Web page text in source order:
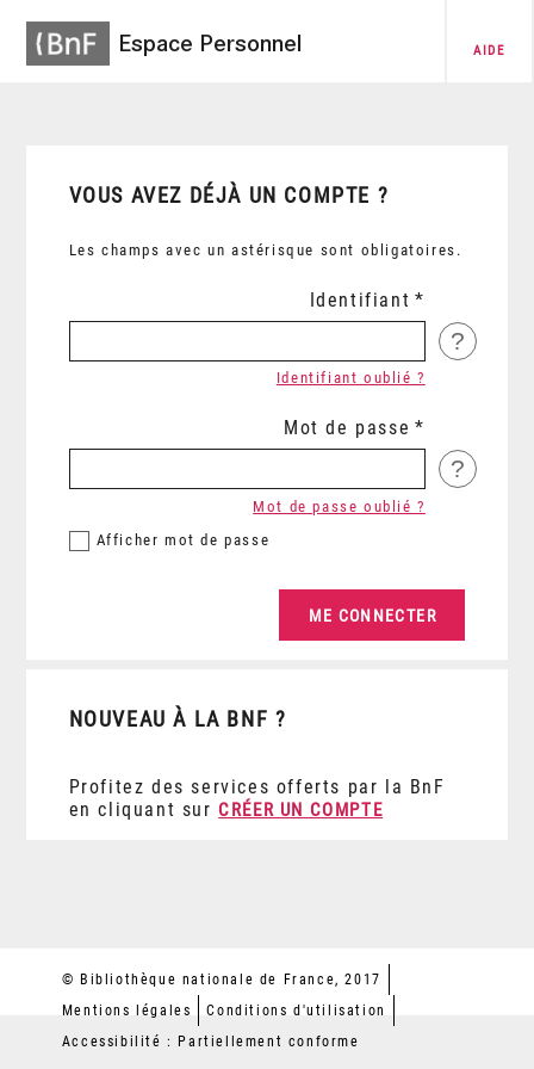
Espace Personnel AIDE
VOUS AVEZ DÉJÀ UN COMPTE ?
Les champs avec un astérisque sont obligatoires.
Identifiant
?
Identifiant oublié ?
Mot de passe
?
Afficher mot de passe
Mot de passe oublié ?
NOUVEAU À LA BNF ?
Profitez des services offerts par la BnF
en cliquant sur CRÉER UN COMPTE
© Bibliothèque nationale de France, 2017
Mentions légales
Conditions d'utilisation
Accessibilité : Partiellement conforme